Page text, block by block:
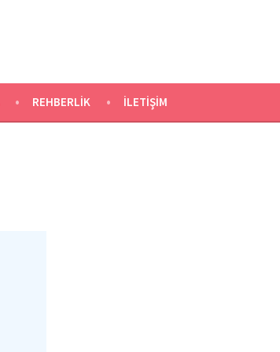
REHBERLIK İLETIŞIM